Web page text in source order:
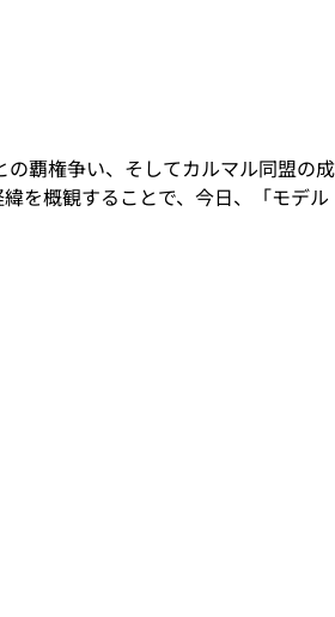
覇権争い、そしてカルマル同盟の成
を概観することで、今日、「モデル